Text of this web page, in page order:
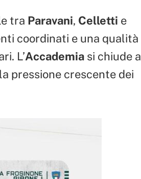
tra Paravani, Celletti e
coordinati e una qualità
L’Accademia si chiude a
pressione crescente dei